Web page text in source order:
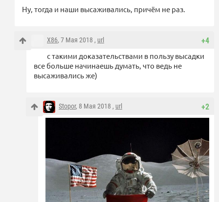
Ну, тогда и наши высаживались, причём не раз.
+4
X86, 7 Мая 2018 , url
с такими доказательствами в пользу высадки
все больше начинаешь думать, что ведь не
высаживались же)
+2
Stopor, 8 Мая 2018 , url